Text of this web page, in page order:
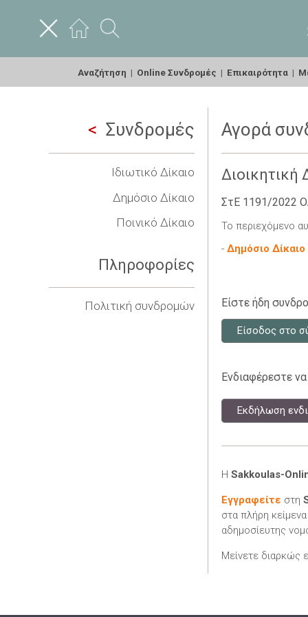
Αναζήτηση | Online Συνδρομές | Επικαιρότητα |
Συνδρομές
Ιδιωτικό Δίκαιο
Δημόσιο Δίκαιο
Ποινικό Δίκαιο
Πληροφορίες
Πολιτική συνδρομών
Αγορά
Διοικητική
ΣτΕ 1191/2022
Το περιεχόμενο
- Δημόσιο Δίκαιο
Είστε ήδη
Είσοδος στο
Ενδιαφέρεστε
Εκδήλωση
Η Sakkoulas-
Εγγραφείτε στη
στα πλήρη
αδημοσίευτης
Μείνετε διαρκώς